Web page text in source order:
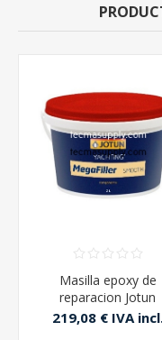
Masilla epoxy de
reparacion Jotun
Megafiller Smooth 4lt
219,08 € IVA